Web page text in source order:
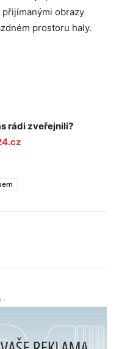
obrazy
prostoru haly.
rádi zveřejnili?
-